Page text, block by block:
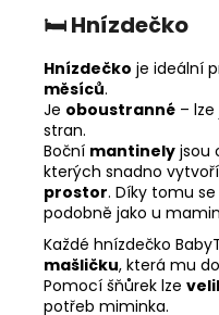
🛏️Hnízdečko
Hnízdečko je ideální
měsíců.
Je oboustranné –
stran.
Boční mantinely jsou
kterých snadno
prostor. Díky tomu
podobně jako u
Každé hnízdečko
mašličku, která mu
Pomocí šňůrek lze
potřeb miminka.